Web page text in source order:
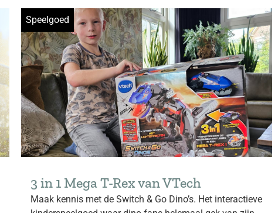
Speelgoed
3 in 1 Mega T-Rex van VTech
Maak kennis met de Switch & Go Dino’s. Het interactieve